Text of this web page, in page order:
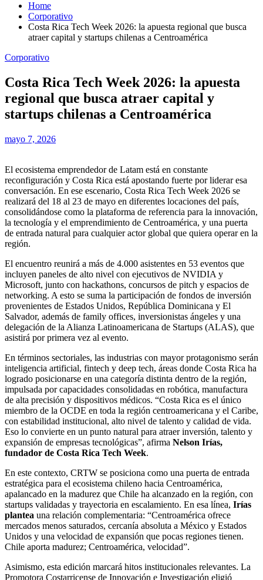
Home
Corporativo
Costa Rica Tech Week 2026: la apuesta regional que busca
atraer capital y startups chilenas a Centroamérica
Corporativo
Costa Rica Tech Week 2026: la apuesta
regional que busca atraer capital y
startups chilenas a Centroamérica
mayo 7, 2026
El ecosistema emprendedor de Latam está en constante
reconfiguración y Costa Rica está apostando fuerte por liderar esa
conversación. En ese escenario, Costa Rica Tech Week 2026 se
realizará del 18 al 23 de mayo en diferentes locaciones del país,
consolidándose como la plataforma de referencia para la innovación,
la tecnología y el emprendimiento de Centroamérica, y una puerta
de entrada natural para cualquier actor global que quiera operar en la
región.
El encuentro reunirá a más de 4.000 asistentes en 53 eventos que
incluyen paneles de alto nivel con ejecutivos de NVIDIA y
Microsoft, junto con hackathons, concursos de pitch y espacios de
networking. A esto se suma la participación de fondos de inversión
provenientes de Estados Unidos, República Dominicana y El
Salvador, además de family offices, inversionistas ángeles y una
delegación de la Alianza Latinoamericana de Startups (ALAS), que
asistirá por primera vez al evento.
En términos sectoriales, las industrias con mayor protagonismo serán
inteligencia artificial, fintech y deep tech, áreas donde Costa Rica ha
logrado posicionarse en una categoría distinta dentro de la región,
impulsada por capacidades consolidadas en robótica, manufactura
de alta precisión y dispositivos médicos. “Costa Rica es el único
miembro de la OCDE en toda la región centroamericana y el Caribe,
con estabilidad institucional, alto nivel de talento y calidad de vida.
Eso lo convierte en un punto natural para atraer inversión, talento y
expansión de empresas tecnológicas”, afirma Nelson Irías,
fundador de Costa Rica Tech Week.
En este contexto, CRTW se posiciona como una puerta de entrada
estratégica para el ecosistema chileno hacia Centroamérica,
apalancado en la madurez que Chile ha alcanzado en la región, con
startups validadas y trayectoria en escalamiento. En esa línea, Irías
plantea una relación complementaria: “Centroamérica ofrece
mercados menos saturados, cercanía absoluta a México y Estados
Unidos y una velocidad de expansión que pocas regiones tienen.
Chile aporta madurez; Centroamérica, velocidad”.
Asimismo, esta edición marcará hitos institucionales relevantes. La
Promotora Costarricense de Innovación e Investigación eligió